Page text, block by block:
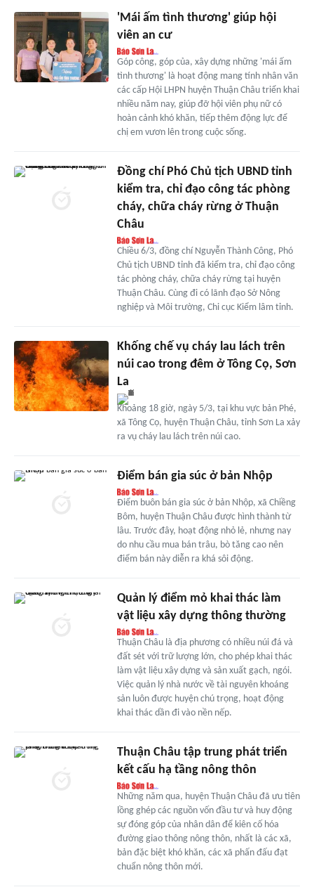
'Mái ấm tình thương' giúp hội
viên an cư
Góp công, góp của, xây dựng những 'mái ấm
tình thương' là hoạt động mang tính nhân văn
các cấp Hội LHPN huyện Thuận Châu triển khai
nhiều năm nay, giúp đỡ hội viên phụ nữ có
hoàn cảnh khó khăn, tiếp thêm động lực để
chị em vươn lên trong cuộc sống.
Đồng chí Phó Chủ tịch UBND tỉnh
kiểm tra, chỉ đạo công tác phòng
cháy, chữa cháy rừng ở Thuận
Châu
Chiều 6/3, đồng chí Nguyễn Thành Công, Phó
Chủ tịch UBND tỉnh đã kiểm tra, chỉ đạo công
tác phòng cháy, chữa cháy rừng tại huyện
Thuận Châu. Cùng đi có lãnh đạo Sở Nông
nghiệp và Môi trường, Chi cục Kiểm lâm tỉnh.
Khống chế vụ cháy lau lách trên
núi cao trong đêm ở Tông Cọ, Sơn
La
Khoảng 18 giờ, ngày 5/3, tại khu vực bản Phé,
xã Tông Cọ, huyện Thuận Châu, tỉnh Sơn La xảy
ra vụ cháy lau lách trên núi cao.
Điểm bán gia súc ở bản Nhộp
Điểm buôn bán gia súc ở bản Nhộp, xã Chiềng
Bôm, huyện Thuận Châu được hình thành từ
lâu. Trước đây, hoạt động nhỏ lẻ, nhưng nay
do nhu cầu mua bán trâu, bò tăng cao nên
điểm bán này diễn ra khá sôi động.
Quản lý điểm mỏ khai thác làm
vật liệu xây dựng thông thường
Thuận Châu là địa phương có nhiều núi đá và
đất sét với trữ lượng lớn, cho phép khai thác
làm vật liệu xây dựng và sản xuất gạch, ngói.
Việc quản lý nhà nước về tài nguyên khoáng
sản luôn được huyện chú trọng, hoạt động
khai thác dần đi vào nền nếp.
Thuận Châu tập trung phát triển
kết cấu hạ tầng nông thôn
Những năm qua, huyện Thuận Châu đã ưu tiên
lồng ghép các nguồn vốn đầu tư và huy động
sự đóng góp của nhân dân để kiên cố hóa
đường giao thông nông thôn, nhất là các xã,
bản đặc biệt khó khăn, các xã phấn đấu đạt
chuẩn nông thôn mới.